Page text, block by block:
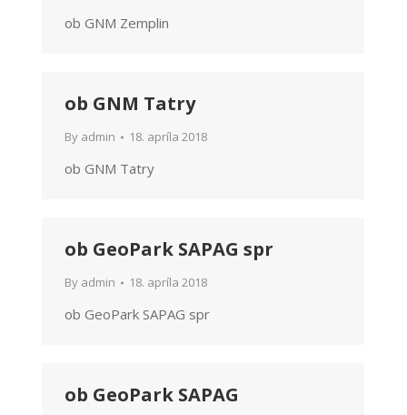
ob GNM Zemplin
ob GNM Tatry
By admin 18. apríla 2018
ob GNM Tatry
ob GeoPark SAPAG spr
By admin 18. apríla 2018
ob GeoPark SAPAG spr
ob GeoPark SAPAG